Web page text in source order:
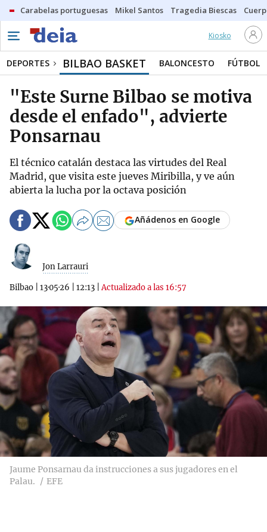
Carabelas portuguesas Mikel Santos Tragedia Biescas
Kiosko
DEPORTES BILBAO BASKET BALONCESTO FÚTBOL
"Este Surne Bilbao se motiva
desde el enfado", advierte
Ponsarnau
El técnico catalán destaca las virtudes del Real
Madrid, que visita este jueves Miribilla, y ve aún
abierta la lucha por la octava posición
Jon Larrauri
Bilbao 13·05·26 12:13 |Actualizado a las 16:57
Añádenos en Google
Jaume Ponsarnau da instrucciones a sus jugadores en el
Palau.
EFE